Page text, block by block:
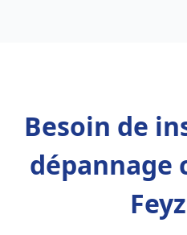
Besoin de
dépannage